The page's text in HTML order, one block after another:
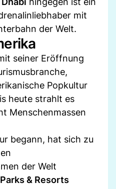
mit
der Welt.
seiner Eröffnung
Popkultur
heute strahlt es
Menschenmassen
begann, hat sich zu
der Welt
& Resorts